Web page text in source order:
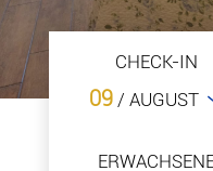
CHECK-IN
09 / AUGUST